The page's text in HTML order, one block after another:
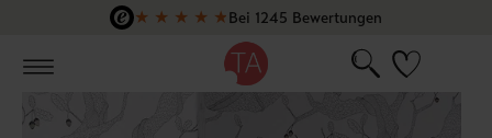
Zum Hauptinhalt springen
★ ★ ★ ★ ★Bei 1245 Bewertungen